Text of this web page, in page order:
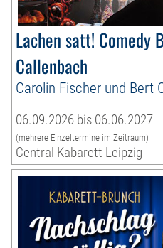
Lachen satt! Comedy
Callenbach
Carolin Fischer und Bert
06.09.2026 bis 06.06.2027
(mehrere Einzeltermine im Zeitraum)
Central Kabarett Leipzig